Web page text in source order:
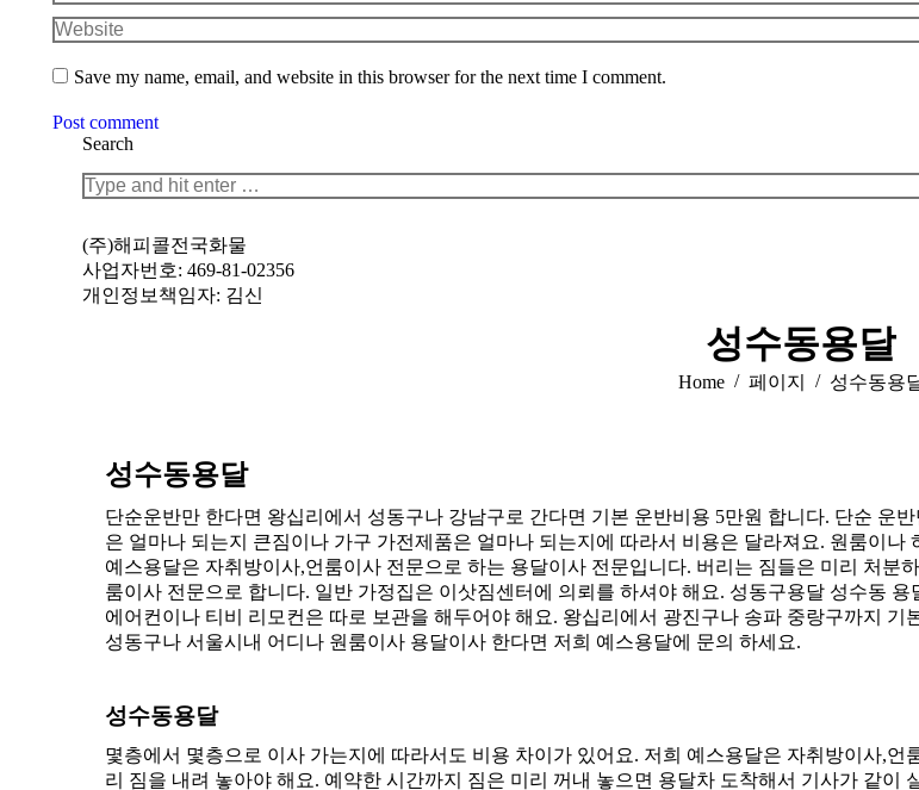
Website
Save my name, email, and website in this browser for the next time I comment.
Post comment
Search
Search:
(주)해피콜전국화물
사업자번호: 469-81-02356
개인정보책임자: 김신
성수동용달
You are here:
Home 페이지 성수동용
성수동용달
단순운반만 한다면 왕십리에서 성동구나 강남구로 간다면 기본 운반비용 5만원 합니다. 단순 운
은 얼마나 되는지 큰짐이나 가구 가전제품은 얼마나 되는지에 따라서 비용은 달라져요. 원룸이
예스용달은 자취방이사,언룸이사 전문으로 하는 용달이사 전문입니다. 버리는 짐들은 미리 처분
룸이사 전문으로 합니다. 일반 가정집은 이삿짐센터에 의뢰를 하셔야 해요. 성동구용달 성수동
에어컨이나 티비 리모컨은 따로 보관을 해두어야 해요. 왕십리에서 광진구나 송파 중랑구까지 기
성동구나 서울시내 어디나 원룸이사 용달이사 한다면 저희 예스용달에 문의 하세요.
성수동용달
몇층에서 몇층으로 이사 가는지에 따라서도 비용 차이가 있어요. 저희 예스용달은 자취방이사,언
리 짐을 내려 놓아야 해요. 예약한 시간까지 짐은 미리 꺼내 놓으면 용달차 도착해서 기사가 같이